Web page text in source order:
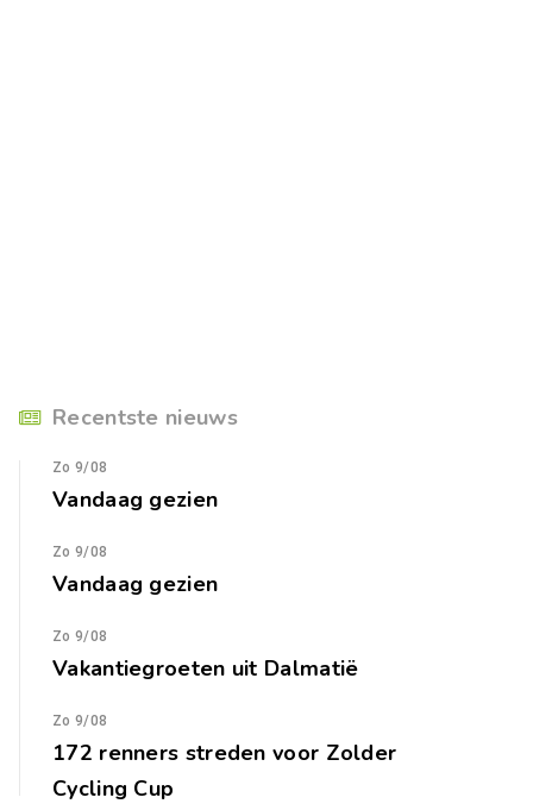
Recentste nieuws
Zo 9/08
Vandaag gezien
Zo 9/08
Vandaag gezien
Zo 9/08
Vakantiegroeten uit Dalmatië
Zo 9/08
172 renners streden voor Zolder
Cycling Cup